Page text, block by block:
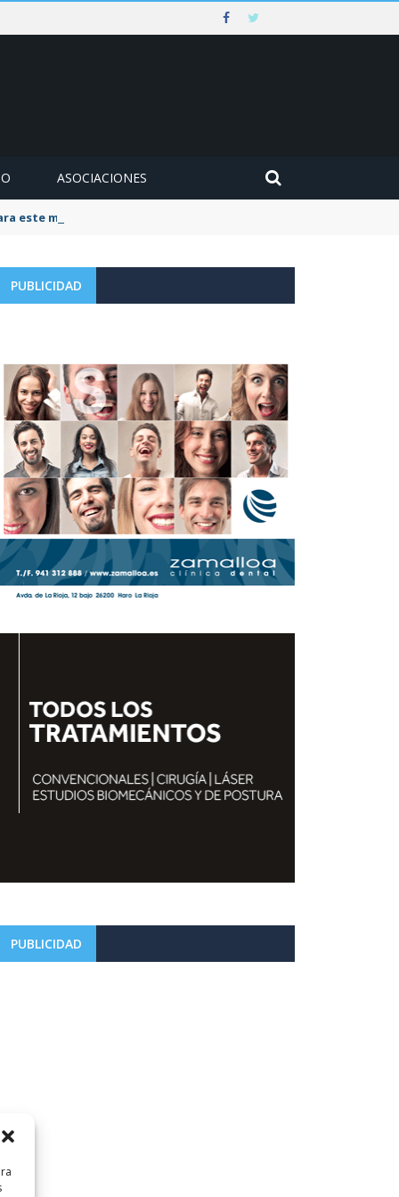
ASOCIACIONES
este mes de agosto
PUBLICIDAD
PUBLICIDAD